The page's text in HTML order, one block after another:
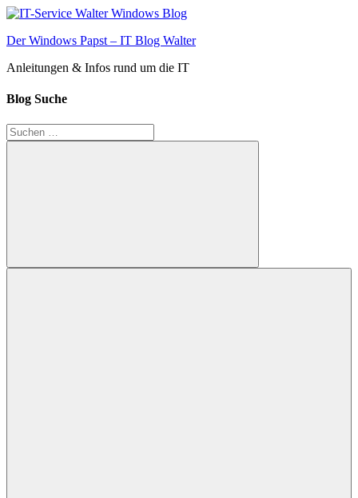
Zum
springen
Der Windows Papst – IT Blog Walter
Anleitungen & Infos rund um die IT
Blog Suche
Suchen
nach:
Suchen